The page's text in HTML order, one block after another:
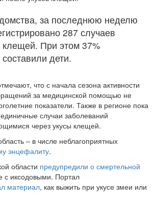
за последнюю неделю
287 случаев
При этом 37%
дети.
что с начала сезона активности
за медицинской помощью не
показатели. Также в регионе пока
случаи заболеваний
через укусы клещей.
– в числе неблагоприятных
энцефалиту.
области предупредили о смертельной
с иксодовыми. Портал
материал, как выжить при укусе змеи или